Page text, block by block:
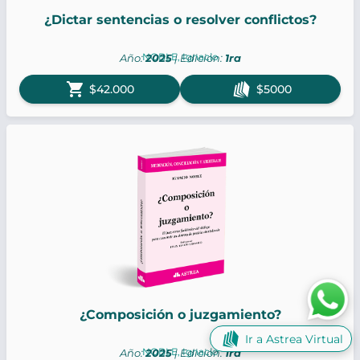
¿Dictar sentencias o resolver conflictos?
NOBLE, Ignacio
Año:2025| Edición: 1ra
shopping_cart $42.000 $5000
¿Composición o juzgamiento?
NOBLE, Ignacio
Año:2025| Edición:1ra
Ir a Astrea Virtual